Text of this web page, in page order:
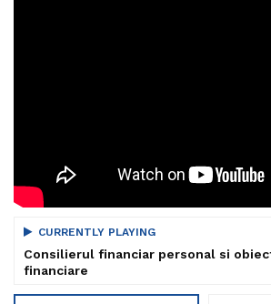
CURRENTLY PLAYING
Consilierul financiar personal si
financiare